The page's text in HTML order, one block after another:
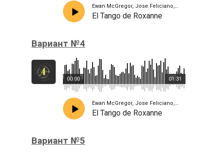
Ewan McGregor, Jose Feliciano, Jacek Koman
El Tango de Roxanne
Вариант №4
01:31
00:00
Ewan McGregor, Jose Feliciano, Jacek Koman
El Tango de Roxanne
Вариант №5